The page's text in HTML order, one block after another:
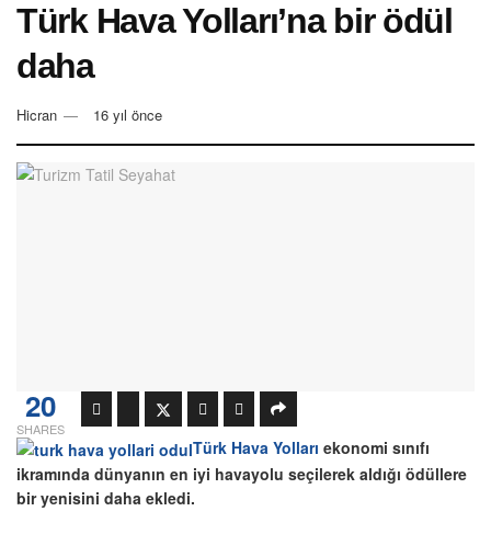
Türk Hava Yolları’na bir ödül
daha
Hicran 16 yıl önce
20
SHARES
Türk Hava Yolları ekonomi sınıfı
ikramında dünyanın en iyi havayolu seçilerek aldığı ödüllere
bir yenisini daha ekledi.